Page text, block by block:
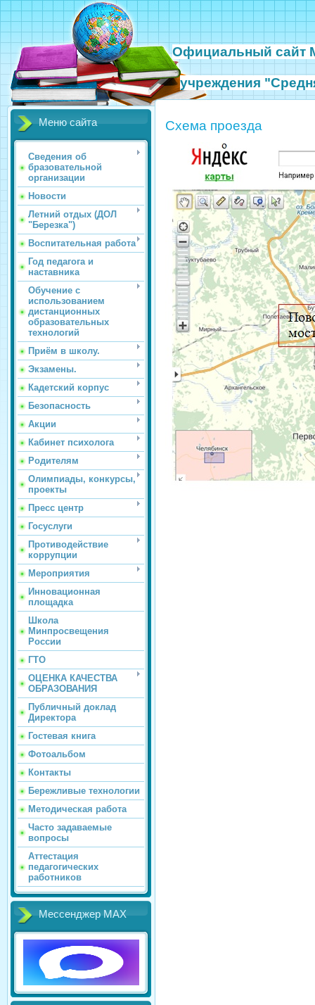
Официальный сайт
учреждения
Меню сайта
Сведения об
бразовательной
организации
Новости
Летний отдых (ДОЛ
"Березка")
Воспитательная работа
Год педагога и
наставника
Обучение с
использованием
дистанционных
образовательных
технологий
Приём в школу.
Экзамены.
Кадетский корпус
Безопасность
Акции
Кабинет психолога
Родителям
Олимпиады, конкурсы,
проекты
Пресс центр
Госуслуги
Противодействие
коррупции
Мероприятия
Инновационная
площадка
Школа
Минпросвещения
России
ГТО
ОЦЕНКА КАЧЕСТВА
ОБРАЗОВАНИЯ
Публичный доклад
Директора
Гостевая книга
Фотоальбом
Контакты
Бережливые технологии
Методическая работа
Часто задаваемые
вопросы
Аттестация
педагогических
работников
Мессенджер МАХ
Схема проезда